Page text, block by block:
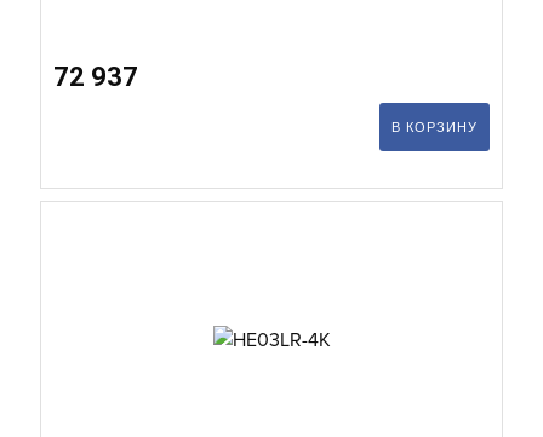
72 937
В КОРЗИНУ